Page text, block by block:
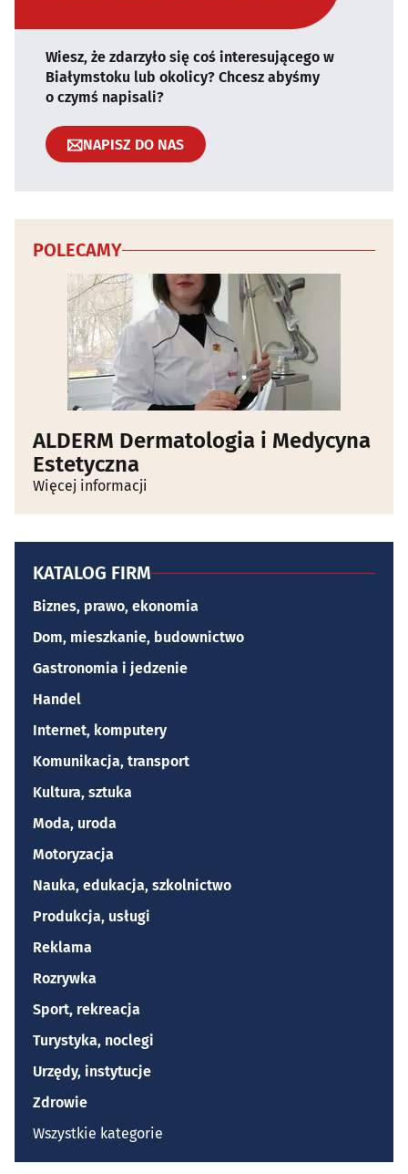
Wiesz, że zdarzyło się coś interesującego w
Białymstoku lub okolicy? Chcesz abyśmy
o czymś napisali?
NAPISZ DO NAS
POLECAMY
ALDERM Dermatologia i Medycyna
Estetyczna
Więcej informacji
KATALOG FIRM
Biznes, prawo, ekonomia
Dom, mieszkanie, budownictwo
Gastronomia i jedzenie
Handel
Internet, komputery
Komunikacja, transport
Kultura, sztuka
Moda, uroda
Motoryzacja
Nauka, edukacja, szkolnictwo
Produkcja, usługi
Reklama
Rozrywka
Sport, rekreacja
Turystyka, noclegi
Urzędy, instytucje
Zdrowie
Wszystkie kategorie